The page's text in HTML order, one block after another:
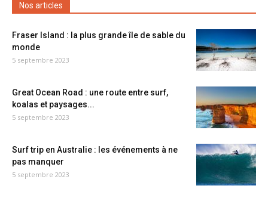
Nos articles
Fraser Island : la plus grande île de sable du
monde
5 septembre 2023
Great Ocean Road : une route entre surf,
koalas et paysages...
5 septembre 2023
Surf trip en Australie : les événements à ne
pas manquer
5 septembre 2023